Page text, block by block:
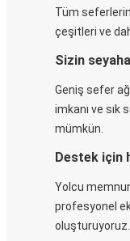
Tüm
çeşitleri ve
Sizin
Geniş sefer
imkanı ve sık
mümkün.
Destek için
Yolcu
profesyonel
oluşturuyoruz.